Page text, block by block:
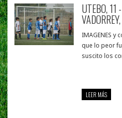
UTEBO, 11
IMAGENES y
que lo peor
suscito los
LEER MÁS